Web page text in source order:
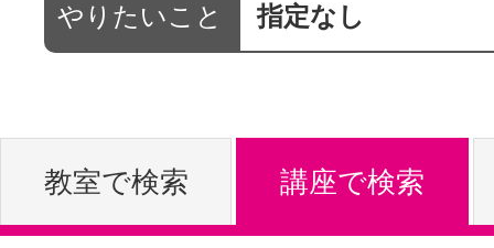
やりたいこ
やりたいこと 指定なし
教室で検索 講座で検索